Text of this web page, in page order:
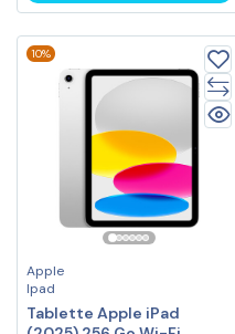
10%
Apple
Ipad
Tablette Apple iPad